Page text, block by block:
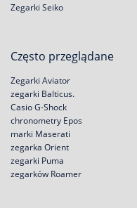
Zegarki Seiko
Często przeglądane
Zegarki Aviator
zegarki Balticus.
Casio G-Shock
chronometry Epos
marki Maserati
zegarka Orient
zegarki Puma
zegarków Roamer